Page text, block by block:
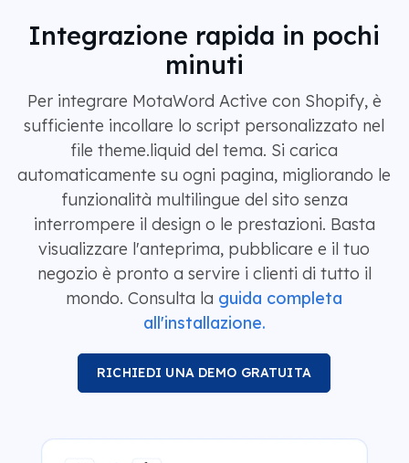
Integrazione rapida in pochi
minuti
Per integrare MotaWord Active con Shopify, è
sufficiente incollare lo script personalizzato nel
file theme.liquid del tema. Si carica
automaticamente su ogni pagina, migliorando le
funzionalità multilingue del sito senza
interrompere il design o le prestazioni. Basta
visualizzare l'anteprima, pubblicare e il tuo
negozio è pronto a servire i clienti di tutto il
mondo. Consulta la guida completa
all'installazione.
RICHIEDI UNA DEMO GRATUITA